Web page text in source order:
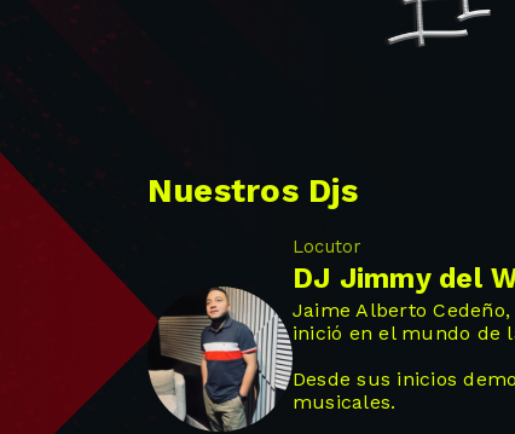
Nuestros Djs
Locutor
DJ Jimmy del
Jaime Alberto
inició en el mundo de
Desde sus inicios
musicales.